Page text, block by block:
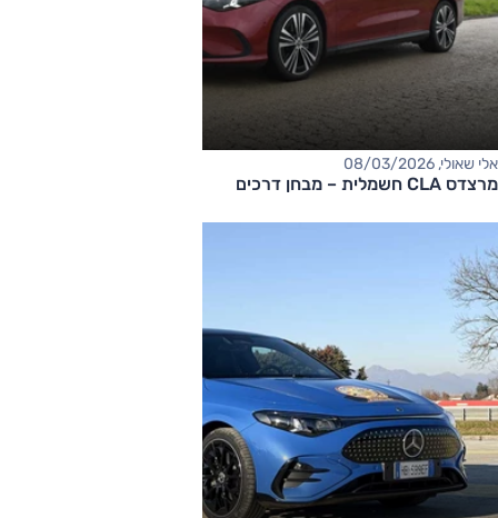
אלי שאולי, 08/03/2026
מרצדס CLA חשמלית – מבחן דרכים